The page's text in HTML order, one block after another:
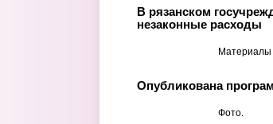
В рязанском
незаконные расходы
Материалы
Опубликована
Фото.